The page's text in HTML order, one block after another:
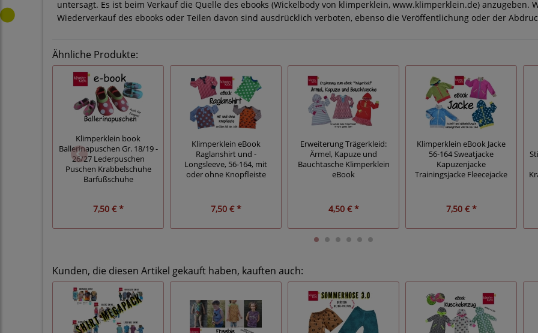
untersagt. Es ist beim Verkauf die Quelle des ebooks (Wickelbody von klimperklein, www.klimperklein.de) anzugeben.
Wiederverkauf des ebooks oder Teilen davon sind ausdrücklich verboten, ebenso die Veröffentlichung oder der
Ähnliche Produkte:
Klimperklein book
Ballerinapuschen Gr. 18/19 -
26/27 Lederpuschen
Puschen Krabbelschuhe
Barfußschuhe
7,50 € *
Klimperklein eBook
Raglanshirt und -
Longsleeve, 56-164, mit
oder ohne Knopfleiste
7,50 € *
Erweiterung Trägerkleid:
Ärmel, Kapuze und
Bauchtasche Klimperklein
eBook
4,50 € *
Klimperklein eBook Jacke
56-164 Sweatjacke
Kapuzenjacke
Trainingsjacke Fleecejacke
7,50 € *
Kunden, die diesen Artikel gekauft haben, kauften auch: